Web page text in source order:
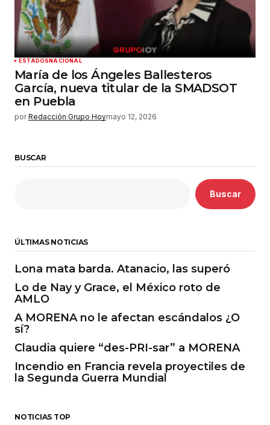
ESTADOSNACIONAL
María de los Ángeles Ballesteros
García, nueva titular de la SMADSOT
en Puebla
por Redacción Grupo Hoymayo 12, 2026
BUSCAR
Buscar
ÚLTIMAS NOTICIAS
Lona mata barda. Atanacio, las superó
Lo de Nay y Grace, el México roto de
AMLO
A MORENA no le afectan escándalos ¿O
sí?
Claudia quiere “des-PRI-sar” a MORENA
Incendio en Francia revela proyectiles de
la Segunda Guerra Mundial
NOTICIAS TOP